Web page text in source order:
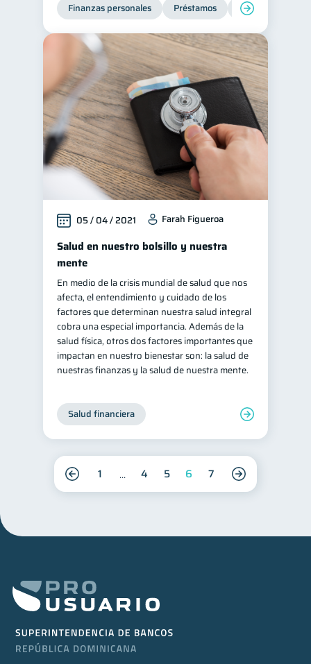
Finanzas personales Préstamos Entidad
05 / 04 / 2021 Farah Figueroa
Salud en nuestro bolsillo y nuestra
mente
En medio de la crisis mundial de salud que nos
afecta, el entendimiento y cuidado de los
factores que determinan nuestra salud integral
cobra una especial importancia. Además de la
salud física, otros dos factores importantes que
impactan en nuestro bienestar son: la salud de
nuestras finanzas y la salud de nuestra mente.
Salud financiera
1 4 5 6 7